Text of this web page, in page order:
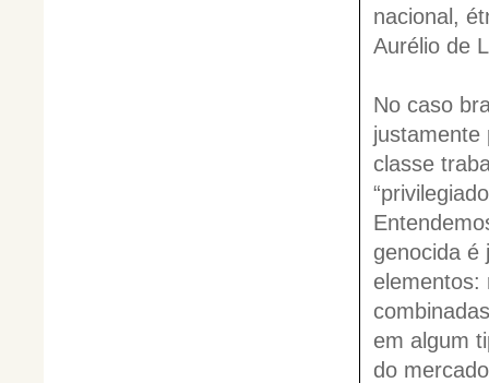
nacional,
Aurélio de
No caso
justamente
classe
genocida é
elementos:
em algum
do